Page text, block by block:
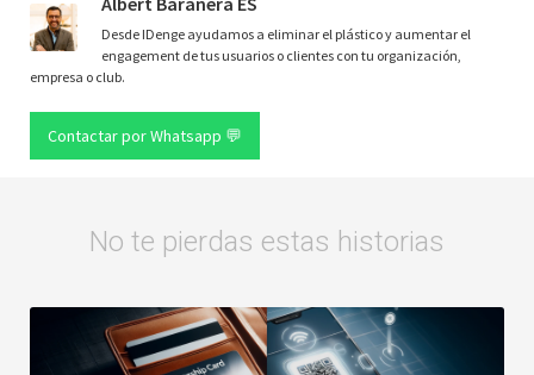
Desde IDenge ayudamos a eliminar el plástico y aumentar el
engagement de tus usuarios o clientes con tu organización,
empresa o club.
Contactar por Whatsapp 💬
No te pierdas estas historias